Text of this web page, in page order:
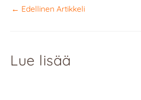
← Edellinen Artikkeli
Lue lisää